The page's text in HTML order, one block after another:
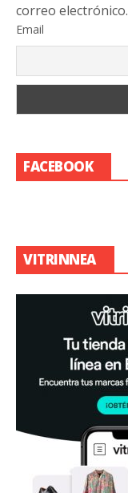
correo electrónico.
Email
FACEBOOK
VITRINNEA